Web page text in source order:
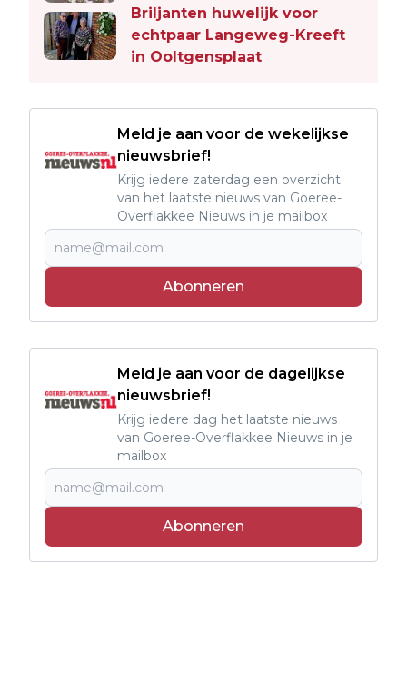
Briljanten huwelijk voor
echtpaar Langeweg-Kreeft
in Ooltgensplaat
Meld je aan voor de wekelijkse
nieuwsbrief!
Krijg iedere zaterdag een overzicht
van het laatste nieuws van Goeree-
Overflakkee Nieuws in je mailbox
Abonneren
Meld je aan voor de dagelijkse
nieuwsbrief!
Krijg iedere dag het laatste nieuws
van Goeree-Overflakkee Nieuws in je
mailbox
Abonneren